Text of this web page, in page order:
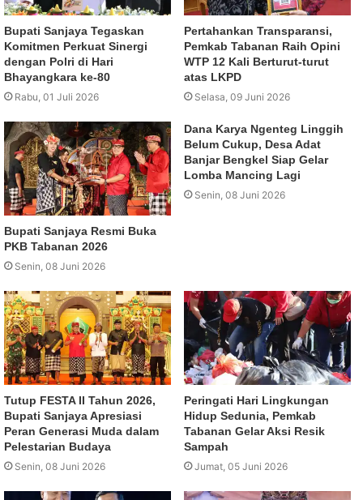
Bupati Sanjaya Tegaskan
Komitmen Perkuat Sinergi
dengan Polri di Hari
Bhayangkara ke-80
Rabu, 01 Juli 2026
Pertahankan Transparansi,
Pemkab Tabanan Raih Opini
WTP 12 Kali Berturut-turut
atas LKPD
Selasa, 09 Juni 2026
Bupati Sanjaya Resmi Buka
PKB Tabanan 2026
Senin, 08 Juni 2026
Dana Karya Ngenteg Linggih
Belum Cukup, Desa Adat
Banjar Bengkel Siap Gelar
Lomba Mancing Lagi
Senin, 08 Juni 2026
Tutup FESTA II Tahun 2026,
Bupati Sanjaya Apresiasi
Peran Generasi Muda dalam
Pelestarian Budaya
Senin, 08 Juni 2026
Peringati Hari Lingkungan
Hidup Sedunia, Pemkab
Tabanan Gelar Aksi Resik
Sampah
Jumat, 05 Juni 2026